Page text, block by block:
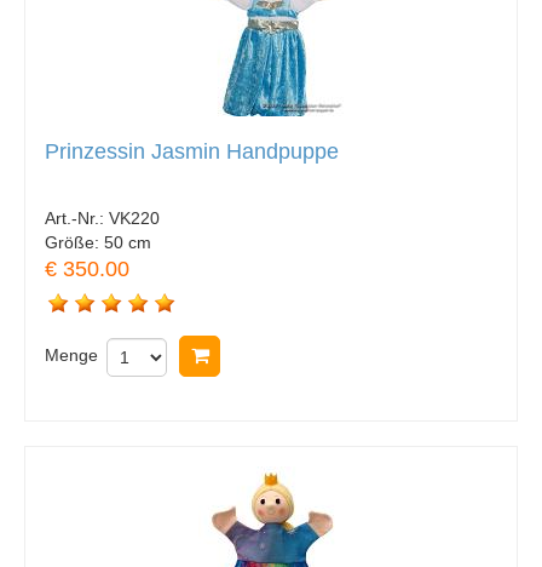
Prinzessin Jasmin Handpuppe
Art.-Nr.: VK220
Größe: 50 cm
€ 350.00
Menge